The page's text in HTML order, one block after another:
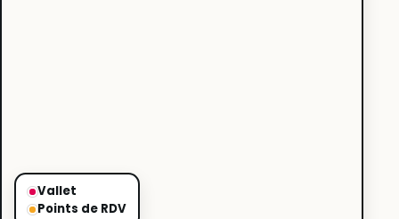
Vallet
Points de RDV